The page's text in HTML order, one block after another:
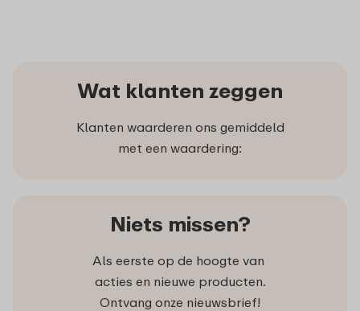
Wat klanten zeggen
Klanten waarderen ons gemiddeld
met een waardering:
Niets missen?
Als eerste op de hoogte van
acties en nieuwe producten.
Ontvang onze nieuwsbrief!